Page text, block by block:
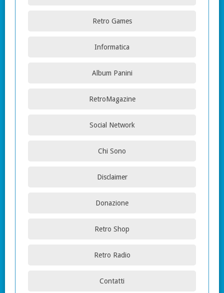
Retro Games
Informatica
Album Panini
RetroMagazine
Social Network
Chi Sono
Disclaimer
Donazione
Retro Shop
Retro Radio
Contatti